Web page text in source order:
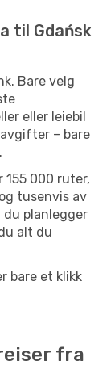
til Gdańsk
Bare velg
eller leiebil
– bare
155 000 ruter,
tusenvis av
du planlegger
alt du
bare et klikk
fra